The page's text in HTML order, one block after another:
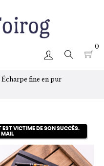
0
Écharpe fine en pur
EST VICTIME DE SON SUCCÈS.
MAIL